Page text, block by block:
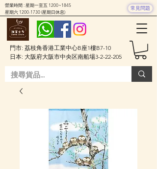
門市: 荔枝角香港工業中心B座1樓B7-10
日本: 大阪府大阪市中央区南船場3-2-22-205
營業時間 : 星期一至五 1200~1845
星期六 1200-1730(星期日休息)
常見問題